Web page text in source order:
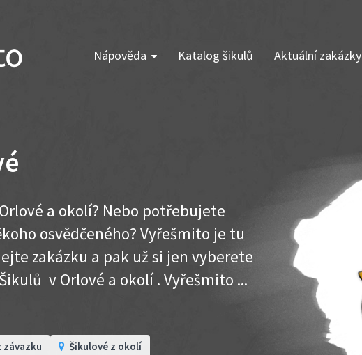
Nápověda Katalog šikulů Aktuální zakázky
a okolí? Nebo potřebujete
osvědčeného? Vyřešmito je tu
zakázku a pak už si jen vyberete
v Orlové a okolí . Vyřešmito ...
závazku Šikulové z okolí